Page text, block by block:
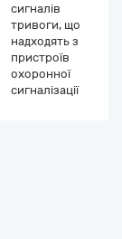
сигналів
тривоги, що
надходять з
пристроїв
охоронної
сигналізації